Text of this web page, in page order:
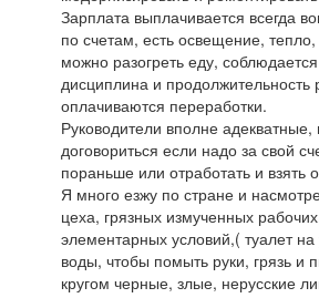
Зарплата выплачивается всегда
по счетам, есть освещение, тепло,
можно разогреть еду,
дисциплина и продолжительность
оплачиваются переработки.
Руководители вполне
договориться если надо за свой
пораньше или отработать и взять
Я много езжу по стране и
цеха, грязных измученных
элементарных условий,( туалет
воды, чтобы помыть руки, грязь и
кругом черные, злые, нерусские